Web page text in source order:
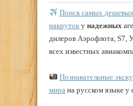
Поиск самых дешевых
накруток у надежных
дилеров Аэрофлота, S7,
всех известных
Познавательные
мира на русском языке